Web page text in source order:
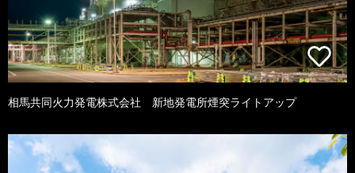
相馬共同火力発電株式会社 新地発電所煙突ライトアップ